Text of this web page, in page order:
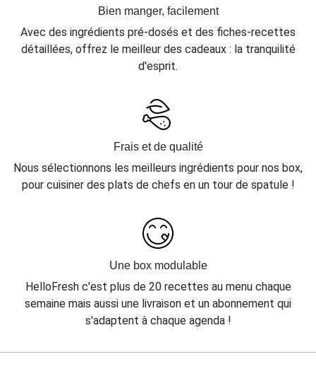
Bien manger, facilement
Avec des ingrédients pré-dosés et des fiches-recettes
détaillées, offrez le meilleur des cadeaux : la tranquilité
d'esprit.
Frais et de qualité
Nous sélectionnons les meilleurs ingrédients pour nos box,
pour cuisiner des plats de chefs en un tour de spatule !
Une box modulable
HelloFresh c'est plus de 20 recettes au menu chaque
semaine mais aussi une livraison et un abonnement qui
s'adaptent à chaque agenda !